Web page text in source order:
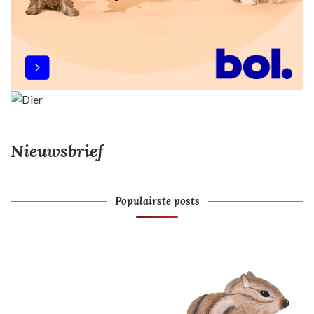
Nieuwsbrief
Populairste posts